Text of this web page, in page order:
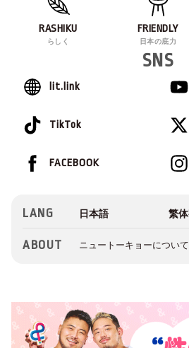
RASHIKU
らしく
FRIENDLY
日本の底力
SNS
lit.link
TikTok
FACEBOOK
LANG
ABOUT ニュートーキョーについて